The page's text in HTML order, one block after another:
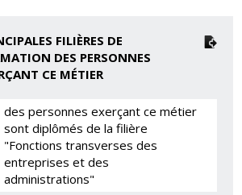
FILIÈRES DE
DES PERSONNES
CE MÉTIER
des personnes exerçant ce métier
sont diplômés de la filière
"Fonctions transverses des
entreprises et des
administrations"